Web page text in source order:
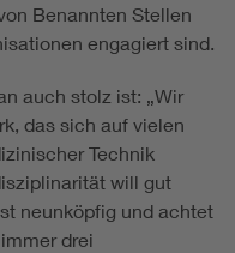
Benannten Stellen
engagiert sind.
auch stolz ist: „Wir
das sich auf vielen
Technik
will gut
neunköpfig und achtet
drei